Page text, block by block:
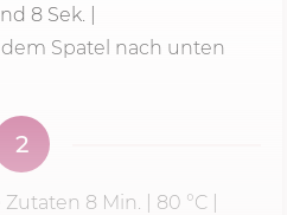
8 Sek. |
Spatel nach unten
2
Zutaten 8 Min. 80 °C